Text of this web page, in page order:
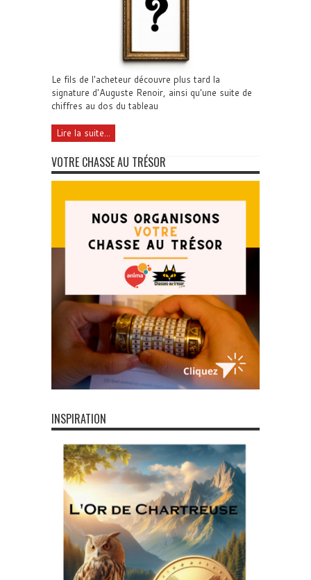
Le fils de l'acheteur découvre plus tard la
signature d'Auguste Renoir, ainsi qu'une suite de
chiffres au dos du tableau
Lire la suite...
VOTRE CHASSE AU TRÉSOR
INSPIRATION